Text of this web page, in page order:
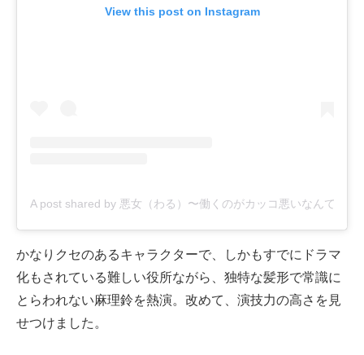
View this post on Instagram
A post shared by 悪女（わる）〜働くのがカッコ悪いなんて誰
かなりクセのあるキャラクターで、しかもすでにドラマ
化もされている難しい役所ながら、独特な髪形で常識に
とらわれない麻理鈴を熱演。改めて、演技力の高さを見
せつけました。